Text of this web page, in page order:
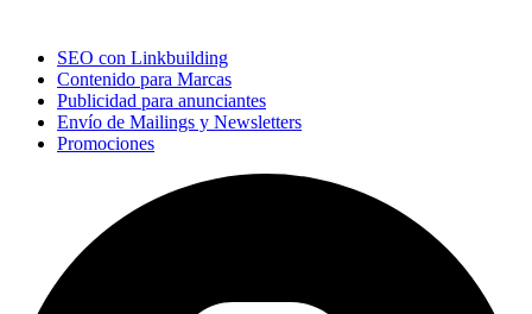
SEO con Linkbuilding
Contenido para Marcas
Publicidad para anunciantes
Envío de Mailings y Newsletters
Promociones